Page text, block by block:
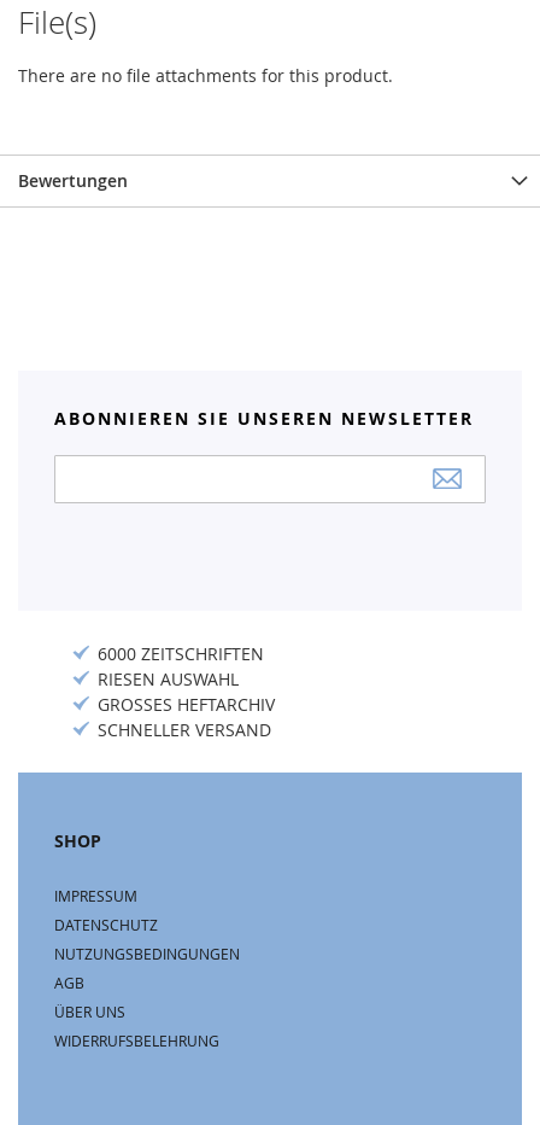
File(s)
There are no file attachments for this product.
Bewertungen
ABONNIEREN SIE UNSEREN NEWSLETTER
Newsletter:
6000 ZEITSCHRIFTEN
RIESEN AUSWAHL
GROSSES HEFTARCHIV
SCHNELLER VERSAND
SHOP
IMPRESSUM
DATENSCHUTZ
NUTZUNGSBEDINGUNGEN
AGB
ÜBER UNS
WIDERRUFSBELEHRUNG